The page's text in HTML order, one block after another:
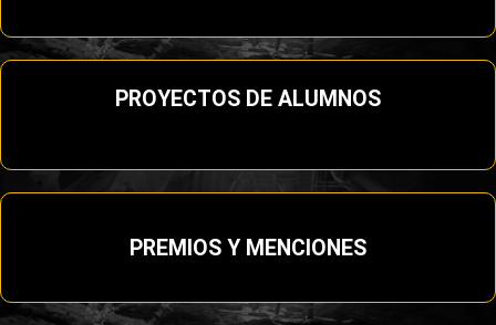
PROYECTOS DE ALUMNOS
PREMIOS Y MENCIONES